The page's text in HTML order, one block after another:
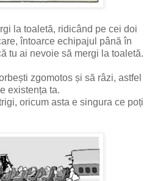
la toaletă, ridicând pe cei doi
întoarce echipajul până în
tu ai nevoie să mergi la toaletă.
zgomotos și să râzi, astfel
existența ta.
oricum asta e singura ce poți